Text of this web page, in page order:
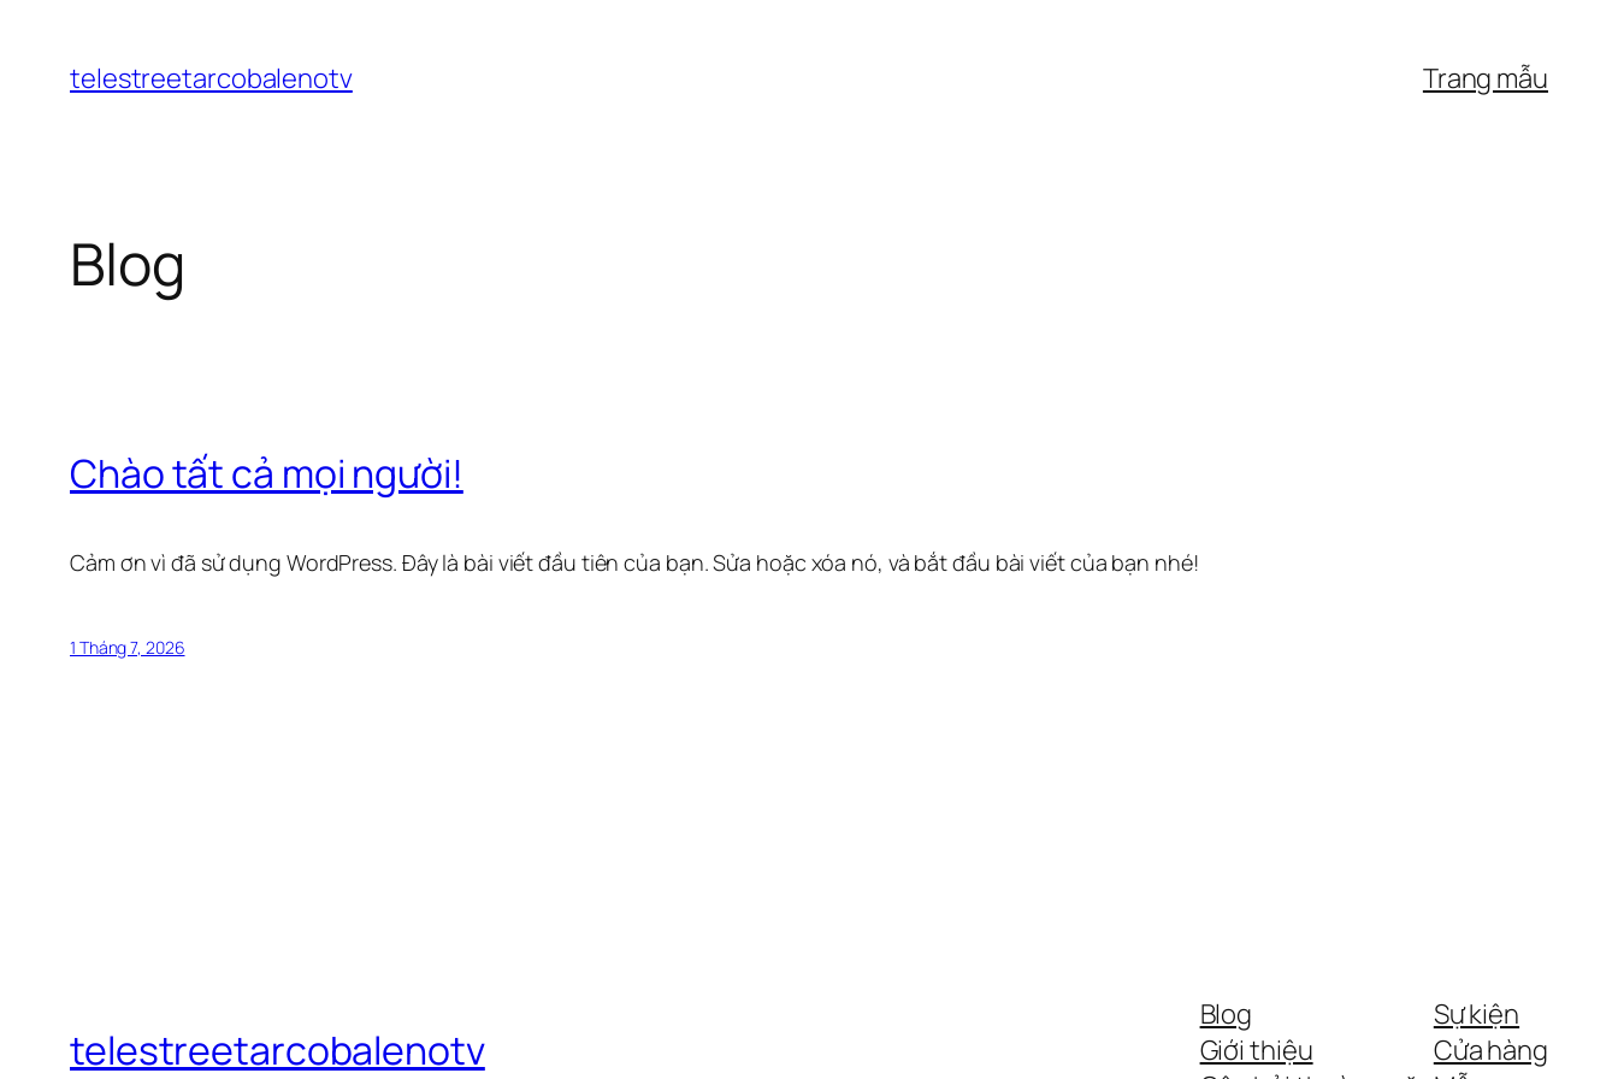
telestreetarcobalenotv Trang mẫu
Blog
Chào tất cả mọi người!
Cảm ơn vì đã sử dụng WordPress. Đây là bài viết đầu tiên của bạn. Sửa hoặc xóa nó, và bắt đầu bài viết của bạn nhé!
1 Tháng 7, 2026
telestreetarcobalenotv
Blog
Giới thiệu
Sự kiện
Cửa hàng